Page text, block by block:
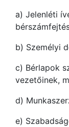
a) Jelenléti
b) Személyi
c) Bérlapok
vezetőinek,
d)
e)